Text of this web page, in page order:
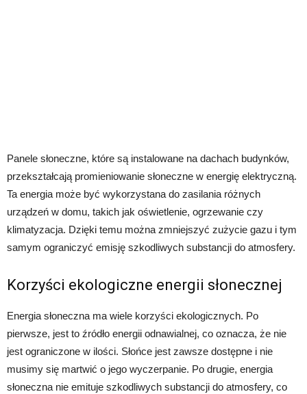
Panele słoneczne, które są instalowane na dachach budynków,
przekształcają promieniowanie słoneczne w energię elektryczną.
Ta energia może być wykorzystana do zasilania różnych
urządzeń w domu, takich jak oświetlenie, ogrzewanie czy
klimatyzacja. Dzięki temu można zmniejszyć zużycie gazu i tym
samym ograniczyć emisję szkodliwych substancji do atmosfery.
Korzyści ekologiczne energii słonecznej
Energia słoneczna ma wiele korzyści ekologicznych. Po
pierwsze, jest to źródło energii odnawialnej, co oznacza, że nie
jest ograniczone w ilości. Słońce jest zawsze dostępne i nie
musimy się martwić o jego wyczerpanie. Po drugie, energia
słoneczna nie emituje szkodliwych substancji do atmosfery, co